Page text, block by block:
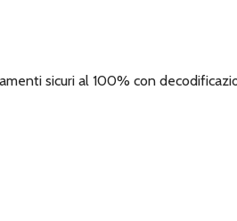
sicuri al 100% con